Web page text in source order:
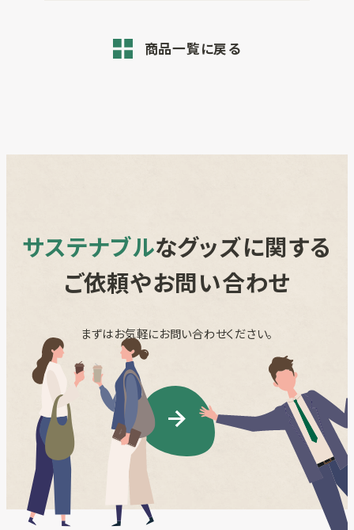
商品一覧に戻る
サステナブルなグッズに関する
ご依頼やお問い合わせ
まずはお気軽にお問い合わせください。